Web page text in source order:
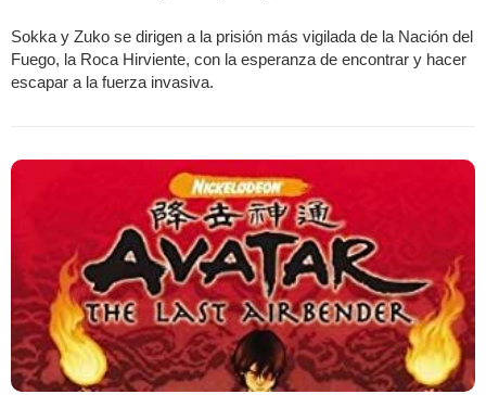
Sokka y Zuko se dirigen a la prisión más vigilada de la Nación del
Fuego, la Roca Hirviente, con la esperanza de encontrar y hacer
escapar a la fuerza invasiva.